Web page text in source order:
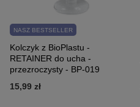
NASZ BESTSELLER
Kolczyk z BioPlastu -
RETAINER do ucha -
przezroczysty - BP-019
15,99 zł